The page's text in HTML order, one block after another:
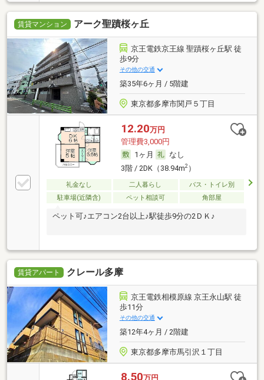
賃貸マンション アーク聖蹟桜ヶ丘
京王電鉄京王線 聖蹟桜ヶ丘駅 徒
歩9分
その他の交通
築35年6ヶ月 / 5階建
東京都多摩市関戸５丁目
12.20万円
管理費3,000円
1ヶ月
なし
3階 / 2DK（38.94m2）
礼金なし 二人暮らし
バス・トイレ別
駐車場(近隣含)
ペット相談可 角部屋
ペット可♪エアコン2台以上♪駅徒歩9分の2ＤＫ♪
賃貸アパート クレール多摩
京王電鉄相模原線 京王永山駅 徒
歩11分
その他の交通
築12年4ヶ月 / 2階建
東京都多摩市馬引沢１丁目
8.50万円